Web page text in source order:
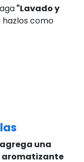
"Lavado y
hazlos como
agrega una
aromatizante